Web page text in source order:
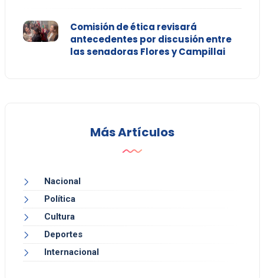
Comisión de ética revisará
antecedentes por discusión entre
las senadoras Flores y Campillai
Más Artículos
Nacional
Política
Cultura
Deportes
Internacional